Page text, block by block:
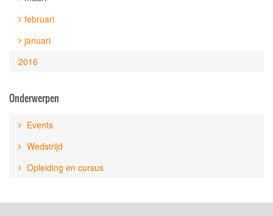
februari
januari
2016
Onderwerpen
Events
Wedstrijd
Opleiding en cursus